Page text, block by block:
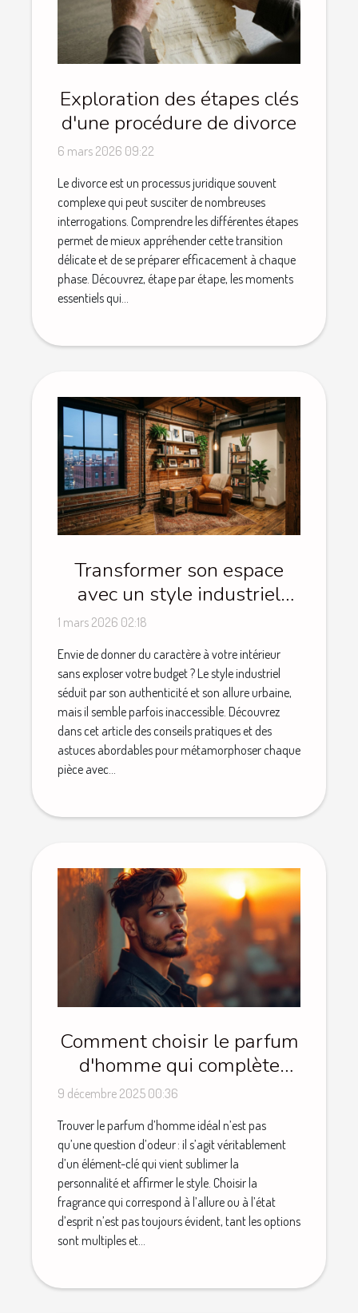
Exploration des étapes clés
d'une procédure de divorce
6 mars 2026 09:22
Le divorce est un processus juridique souvent
complexe qui peut susciter de nombreuses
interrogations. Comprendre les différentes étapes
permet de mieux appréhender cette transition
délicate et de se préparer efficacement à chaque
phase. Découvrez, étape par étape, les moments
essentiels qui...
Transformer son espace
avec un style industriel
sans se ruiner
1 mars 2026 02:18
Envie de donner du caractère à votre intérieur
sans exploser votre budget ? Le style industriel
séduit par son authenticité et son allure urbaine,
mais il semble parfois inaccessible. Découvrez
dans cet article des conseils pratiques et des
astuces abordables pour métamorphoser chaque
pièce avec...
Comment choisir le parfum
d'homme qui complète
votre style ?
9 décembre 2025 00:36
Trouver le parfum d’homme idéal n’est pas
qu’une question d’odeur : il s’agit véritablement
d’un élément-clé qui vient sublimer la
personnalité et affirmer le style. Choisir la
fragrance qui correspond à l’allure ou à l’état
d’esprit n’est pas toujours évident, tant les options
sont multiples et...